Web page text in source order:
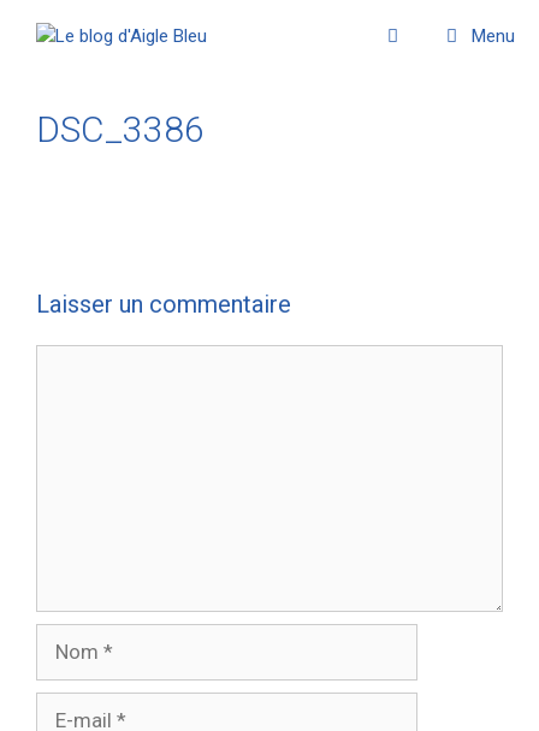
Menu
DSC_3386
Laisser un commentaire